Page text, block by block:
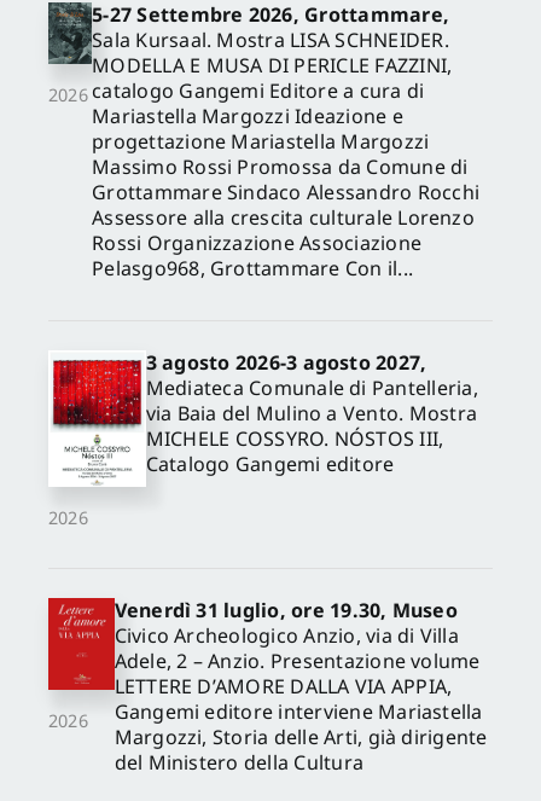
2026
5-27 Settembre 2026, Grottammare,
Sala Kursaal. Mostra LISA SCHNEIDER.
MODELLA E MUSA DI PERICLE FAZZINI,
catalogo Gangemi Editore a cura di
Mariastella Margozzi Ideazione e
progettazione Mariastella Margozzi
Massimo Rossi Promossa da Comune di
Grottammare Sindaco Alessandro Rocchi
Assessore alla crescita culturale Lorenzo
Rossi Organizzazione Associazione
Pelasgo968, Grottammare Con il...
2026
3 agosto 2026-3 agosto 2027,
Mediateca Comunale di Pantelleria,
via Baia del Mulino a Vento. Mostra
MICHELE COSSYRO. NÓSTOS III,
Catalogo Gangemi editore
2026
Venerdì 31 luglio, ore 19.30, Museo
Civico Archeologico Anzio, via di Villa
Adele, 2 – Anzio. Presentazione volume
LETTERE D’AMORE DALLA VIA APPIA,
Gangemi editore interviene Mariastella
Margozzi, Storia delle Arti, già dirigente
del Ministero della Cultura